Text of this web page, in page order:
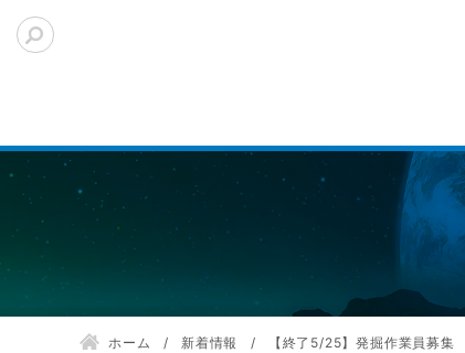
ホーム 新着情報 【終了5/25】発掘作業員募集